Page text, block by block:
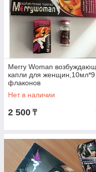
Merry Woman
капли для женщин,10мл*9
флаконов
Нет в наличии
2 500 ₸